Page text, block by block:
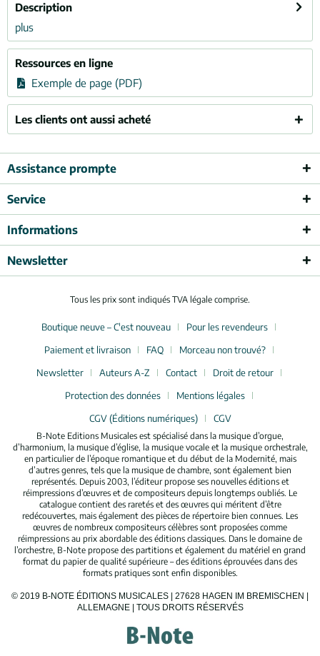
Description
plus
Ressources en ligne
Exemple de page (PDF)
Les clients ont aussi acheté
Assistance prompte
Service
Informations
Newsletter
Tous les prix sont indiqués TVA légale comprise.
Boutique neuve – C'est nouveau
Pour les revendeurs
Paiement et livraison
FAQ
Morceau non trouvé?
Newsletter
Auteurs A-Z Contact
Droit de retour
Protection des données
Mentions légales
CGV (Éditions numériques)
CGV
B-Note Editions Musicales est spécialisé dans la musique d’orgue,
d’harmonium, la musique d’église, la musique vocale et la musique orchestrale,
en particulier de l’époque romantique et du début de la Modernité, mais
d’autres genres, tels que la musique de chambre, sont également bien
représentés. Depuis 2003, l’éditeur propose ses nouvelles éditions et
réimpressions d’œuvres et de compositeurs depuis longtemps oubliés. Le
catalogue contient des raretés et des œuvres qui méritent d’être
redécouvertes, mais également des pièces de répertoire bien connues. Les
œuvres de nombreux compositeurs célèbres sont proposées comme
réimpressions au prix abordable des éditions classiques. Dans le domaine de
l’orchestre, B-Note propose des partitions et également du matériel en grand
format du papier de qualité supérieure – des éditions éprouvées dans des
formats pratiques sont enfin disponibles.
© 2019 B-NOTE ÉDITIONS MUSICALES | 27628 HAGEN IM BREMISCHEN |
ALLEMAGNE | TOUS DROITS RÉSERVÉS